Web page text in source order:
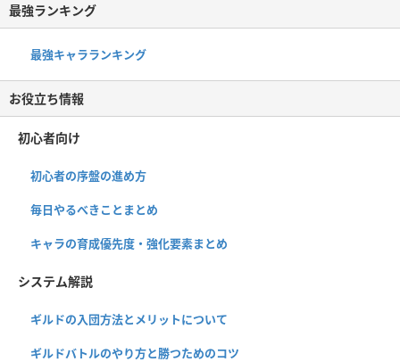
最強ランキング
最強キャラランキング
お役立ち情報
初心者向け
初心者の序盤の進め方
毎日やるべきことまとめ
キャラの育成優先度・強化要素まとめ
システム解説
ギルドの入団方法とメリットについて
ギルドバトルのやり方と勝つためのコツ